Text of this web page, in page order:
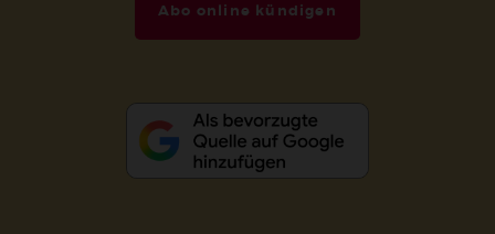
Abo online kündigen